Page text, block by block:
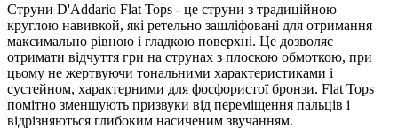
Струни D'Addario Flat Tops - це струни з традиційною
круглою навивкой, які ретельно зашліфовані для отримання
максимально рівною і гладкою поверхні. Це дозволяє
отримати відчуття гри на струнах з плоскою обмоткою, при
цьому не жертвуючи тональними характеристиками і
сустейном, характерними для фосфористої бронзи. Flat Tops
помітно зменшують призвуки від переміщення пальців і
відрізняються глибоким насиченим звучанням.